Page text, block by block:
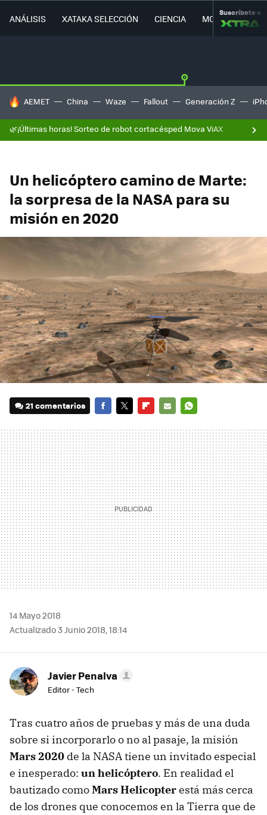
ANÁLISIS XATAKA SELECCIÓN CIENCIA MOVILIDAD
Suscríbete a
HOY SE HABLA DE
AEMET China Waze Fallout Generación Z
🌿¡Últimas horas! Sorteo de robot cortacésped Mova ViAX
Un helicóptero camino de Marte:
la sorpresa de la NASA para su
misión en 2020
21 comentarios
MAIL
14 Mayo 2018
Actualizado 3 Junio 2018, 18:14
Javier Penalva
Editor - Tech
Tras cuatro años de pruebas y más de una duda
sobre si incorporarlo o no al pasaje, la misión
Mars 2020 de la NASA tiene un invitado especial
e inesperado: un helicóptero. En realidad el
bautizado comoMars Helicopterestá más cerca
de los drones que conocemos en la Tierra que de